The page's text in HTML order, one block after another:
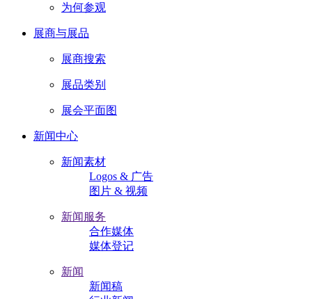
为何参观
展商与展品
展商搜索
展品类别
展会平面图
新闻中心
新闻素材
Logos & 广告
图片 & 视频
新闻服务
合作媒体
媒体登记
新闻
新闻稿